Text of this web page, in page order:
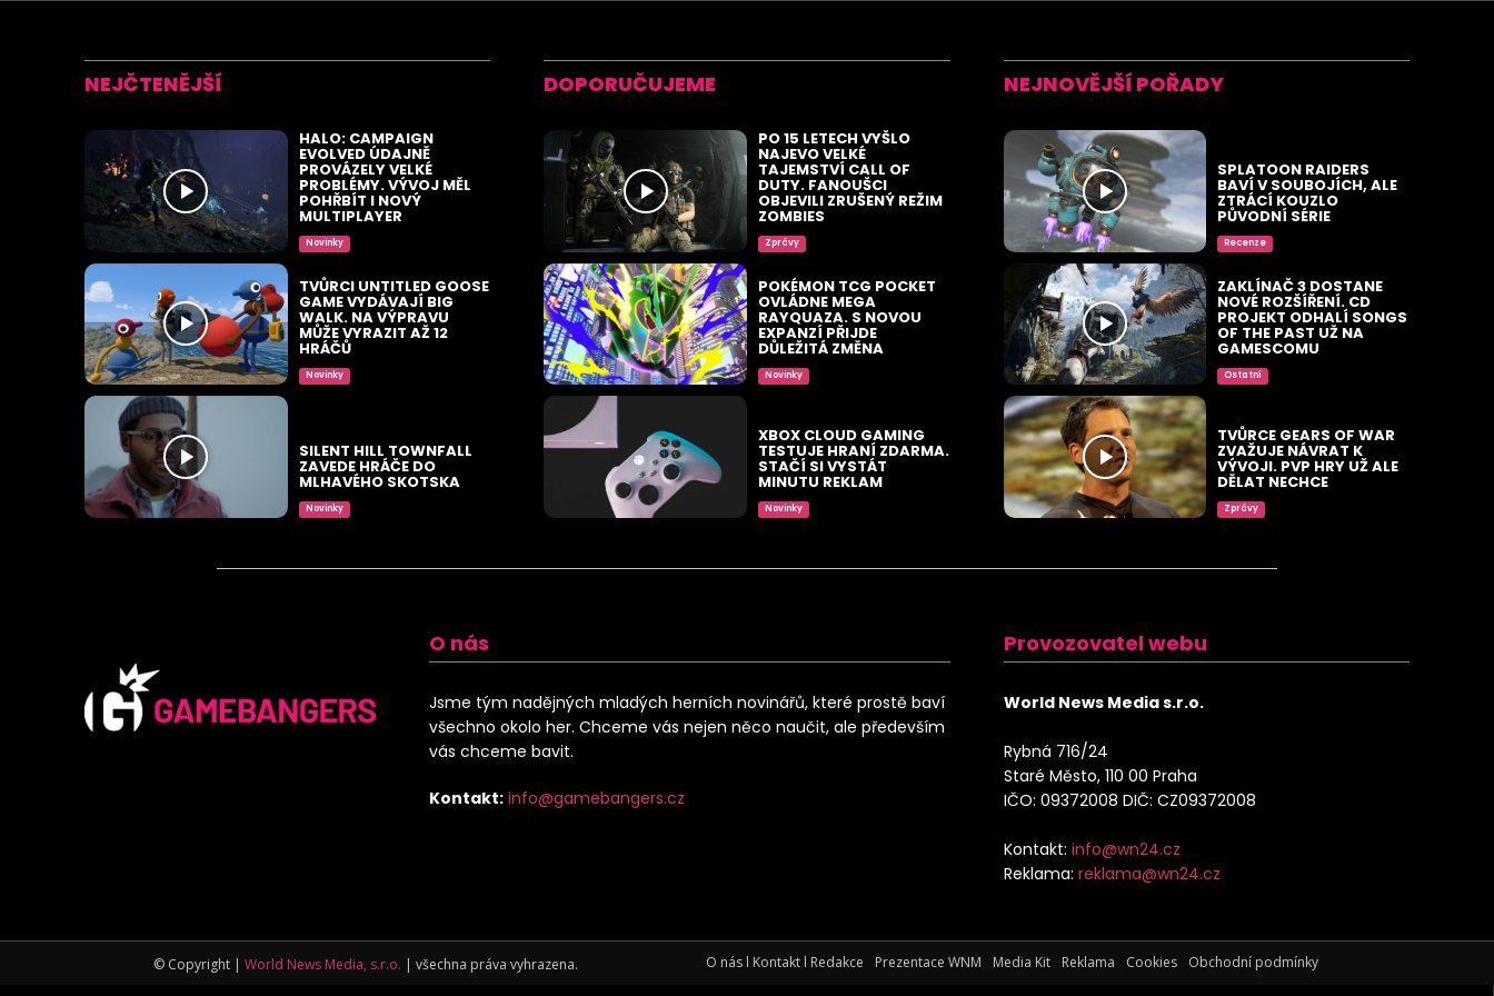
NEJČTENĚJŠÍ
HALO: CAMPAIGN
EVOLVED ÚDAJNĚ
PROVÁZELY VELKÉ
PROBLÉMY. VÝVOJ MĚL
POHŘBÍT I NOVÝ
MULTIPLAYER
Novinky
TVŮRCI UNTITLED GOOSE
GAME VYDÁVAJÍ BIG
WALK. NA VÝPRAVU
MŮŽE VYRAZIT AŽ 12
HRÁČŮ
Novinky
SILENT HILL TOWNFALL
ZAVEDE HRÁČE DO
MLHAVÉHO SKOTSKA
Novinky
DOPORUČUJEME
PO 15 LETECH VYŠLO
NAJEVO VELKÉ
TAJEMSTVÍ CALL OF
DUTY. FANOUŠCI
OBJEVILI ZRUŠENÝ REŽIM
ZOMBIES
Zprávy
POKÉMON TCG POCKET
OVLÁDNE MEGA
RAYQUAZA. S NOVOU
EXPANZÍ PŘIJDE
DŮLEŽITÁ ZMĚNA
Novinky
XBOX CLOUD GAMING
TESTUJE HRANÍ ZDARMA.
STAČÍ SI VYSTÁT
MINUTU REKLAM
Novinky
NEJNOVĚJŠÍ POŘADY
SPLATOON RAIDERS
BAVÍ V SOUBOJÍCH, ALE
ZTRÁCÍ KOUZLO
PŮVODNÍ SÉRIE
Recenze
ZAKLÍNAČ 3 DOSTANE
NOVÉ ROZŠÍŘENÍ. CD
PROJEKT ODHALÍ SONGS
OF THE PAST UŽ NA
GAMESCOMU
Ostatní
TVŮRCE GEARS OF WAR
ZVAŽUJE NÁVRAT K
VÝVOJI. PVP HRY UŽ ALE
DĚLAT NECHCE
Zprávy
O nás
Jsme tým nadějných mladých herních novinářů, které prostě baví
všechno okolo her. Chceme vás nejen něco naučit, ale především
vás chceme bavit.
Kontakt: info@gamebangers.cz
Provozovatel webu
World News Media s.r.o.
Rybná 716/24
Staré Město, 110 00 Praha
IČO: 09372008 DIČ: CZ09372008
Kontakt: info@wn24.cz
Reklama: reklama@wn24.cz
© Copyright | World News Media, s.r.o. | všechna práva vyhrazena. O nás l Kontakt l Redakce Prezentace WNM Media Kit Reklama Cookies Obchodní podmínky